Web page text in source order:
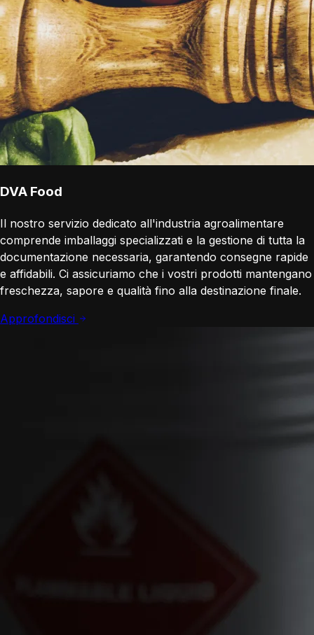
DVA Food
Il nostro servizio dedicato all'industria agroalimentare
comprende imballaggi specializzati e la gestione di tutta la
documentazione necessaria, garantendo consegne rapide
e affidabili. Ci assicuriamo che i vostri prodotti mantengano
freschezza, sapore e qualità fino alla destinazione finale.
Approfondisci